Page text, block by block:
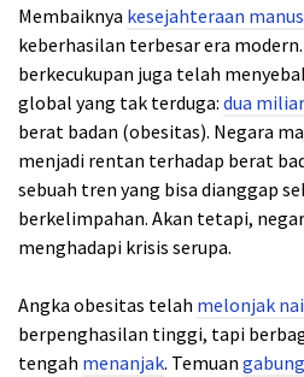
Membaiknya kesejahteraan
keberhasilan terbesar era
berkecukupan juga telah
global yang tak terduga: dua
berat badan (obesitas). Negara
menjadi rentan terhadap berat
sebuah tren yang bisa dianggap
berkelimpahan. Akan tetapi,
menghadapi krisis serupa.
Angka obesitas telah melonjak
berpenghasilan tinggi, tapi
tengah menanjak. Temuan